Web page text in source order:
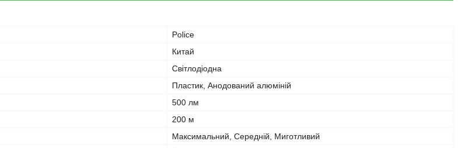
Police
Китай
Світлодіодна
Пластик, Анодований алюміній
500 лм
200 м
Максимальний, Середній, Миготливий